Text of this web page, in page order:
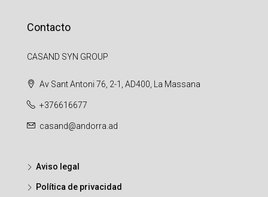
Contacto
CASAND SYN GROUP
Av Sant Antoni 76, 2-1, AD400, La Massana
+376616677
casand@andorra.ad
Aviso legal
Política de privacidad